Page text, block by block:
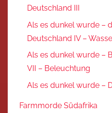
Deutschland III
Als es dunkel wurde –
Deutschland IV –
Als es dunkel wurde –
VII – Beleuchtung
Als es dunkel wurde –
Farmmorde Südafrika